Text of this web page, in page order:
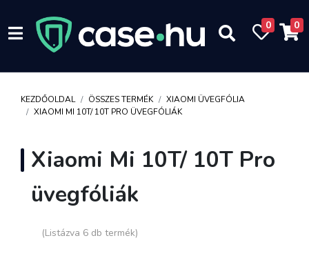
0 0
KEZDŐOLDAL ÖSSZES TERMÉK
XIAOMI ÜVEGFÓLIA
XIAOMI MI 10T/ 10T PRO ÜVEGFÓLIÁK
Xiaomi Mi 10T/ 10T Pro
üvegfóliák
(Listázva 6 db termék)